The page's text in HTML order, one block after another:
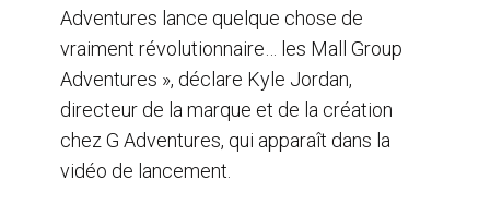
Adventures lance quelque chose de
vraiment révolutionnaire… les Mall Group
Adventures », déclare Kyle Jordan,
directeur de la marque et de la création
chez G Adventures, qui apparaît dans la
vidéo de lancement.